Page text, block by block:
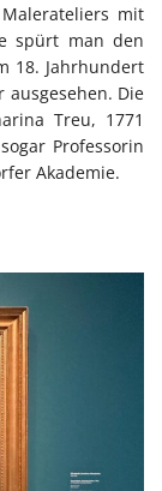
mit
spürt man den
18. Jahrhundert
ausgesehen. Die
Treu, 1771
Professorin
Akademie.